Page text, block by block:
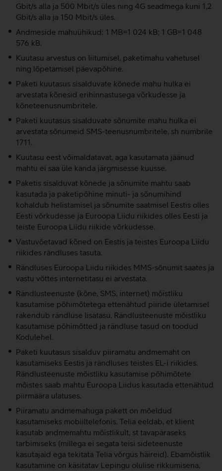
Gbit/s alla ja 500 Mbit/s üles ning 4G seadmega kuni 1,2
Gbit/s alla ja 150 Mbit/s üles.
Andmeside mahuühikud: 1 MB=1 024 kB; 1 GB=1 048
576 kB.
Kuutasu arvestus on liitumisel, paketimahu vahetusel
ning lõpetamisel päevapõhine.
Paketi kuutasus sisalduvate kõnede mahu hulka ei
arvestata kõnesid erihinnastusega võrkudesse ja
kõneteenusnumbritele.
Paketi kuutasus sisalduvate sõnumite mahu hulka ei
arvestata sõnumeid SMS-teenusnumbritele, sh numbrile
1711.
Kuutasu eest võimaldatavat, aga kasutamata jäänud
mahtu ei saa üle kanda järgmisesse kuusse.
Paketis sisalduvat kõnede ja sõnumite mahtu saab
kasutada ja paketipõhine minuti- ja sõnumihind
kohaldub helistamisel ja sõnumite saatmisel Eestis olles
Eesti võrkudesse ja Euroopa Liidu riikides olles Eesti ja
teiste Euroopa Liidu riikide võrkudesse.
Vastuvõetavad kõned on Eestis ja teistes Euroopa Liidu
riikides rändluses tasuta.
Rändluses Euroopa Liidu riikides MMS-sõnumit saates ja
vastu võttes internetitasu ei arvestata.
Rändlusteenuste (kõne, SMS, internet) mõistliku
kasutamise põhimõtetega ettenähtud piiride ületamisel
rakendub rändluse lisatasu. Rändlusteenuste mõistliku
kasutamise põhimõtted ja rändluse tasud on toodud
Kodulehel.
Paketi kuutasus sisalduv piiramatu andmemaht on
kasutamiseks Eestis ja rändluses teistes EL-i riikides.
Rändlusteenuste mõistliku kasutamise põhimõtete
mõistes saab mahtu Euroopa Liidus kasutada ettenähtud
piirmäära ulatuses.
Piiramatu andmemahuga pakett on mõeldud
kasutamiseks mobiiltelefonis. Telia eeldab, et klient
kasutab andmemahtu mõistlikult, st tavapäraseks
tarbimiseks (millega ei segata teisi sideteenuste
kasutajaid ega tekitata Telia võrgus häireid). Ebamõistlik
kasutamine on käsitatav Lepingu olulise rikkumisena,